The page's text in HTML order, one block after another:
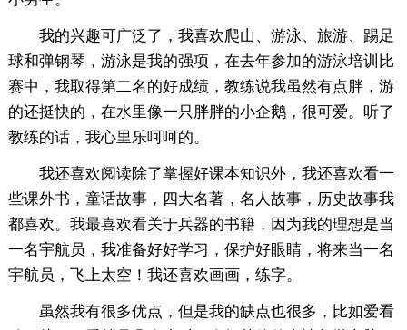
我的兴趣可广泛了，我喜欢爬山、游泳、旅游、踢足
球和弹钢琴，游泳是我的强项，在去年参加的游泳培训比
赛中，我取得第二名的好成绩，教练说我虽然有点胖，游
的还挺快的，在水里像一只胖胖的小企鹅，很可爱。听了
教练的话，我心里乐呵呵的。
我还喜欢阅读除了掌握好课本知识外，我还喜欢看一
些课外书，童话故事，四大名著，名人故事，历史故事我
都喜欢。我最喜欢看关于兵器的书籍，因为我的理想是当
一名宇航员，我准备好好学习，保护好眼睛，将来当一名
宇航员，飞上太空！我还喜欢画画，练字。
虽然我有很多优点，但是我的缺点也很多，比如爱看